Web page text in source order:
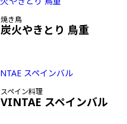
焼き鳥
炭火やきとり 鳥重
スペイン料理
VINTAE スペインバル